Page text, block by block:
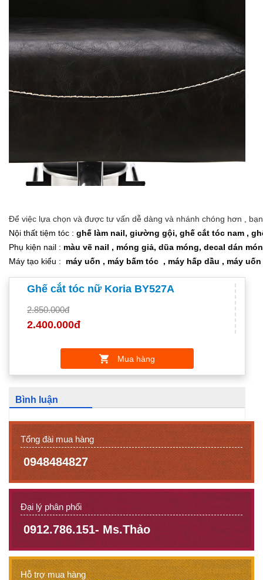
Để việc lựa chọn và được tư vấn dễ dàng và nhánh chóng hơn ,
Nội thất tiệm tóc : ghế làm nail, giường gội, ghế cắt tóc nam ,
Phụ kiện nail : màu vẽ nail , móng giả, dũa móng, decal dán
Máy tạo kiểu : máy uốn , máy bấm tóc , máy hấp dầu , máy
Ghế cắt tóc nữ Koria BY527A
2.850.000đ
2.400.000đ
Mua hàng
Bình luận
Tổng đài mua hàng
0948484827
Đại lý phân phối
0912.786.151- Ms.Thảo
Hỗ trợ mua hàng